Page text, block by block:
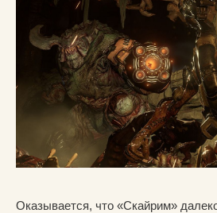
Оказывается, что «Скайрим»